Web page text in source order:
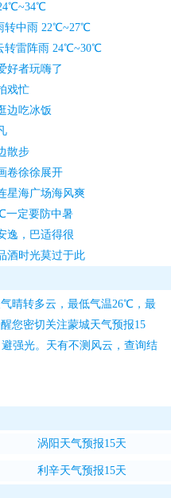
转中雨 22℃~27℃
转雷阵雨 24℃~30℃
好者玩嗨了
戏忙
边吃冰饭
散步
卷徐徐展开
星海广场海风爽
一定要防中暑
逸，巴适得很
酒时光莫过于此
晴转多云，最低气温26℃，最
您密切关注蒙城天气预报15
避强光。天有不测风云，查询结
涡阳天气预报15天
利辛天气预报15天